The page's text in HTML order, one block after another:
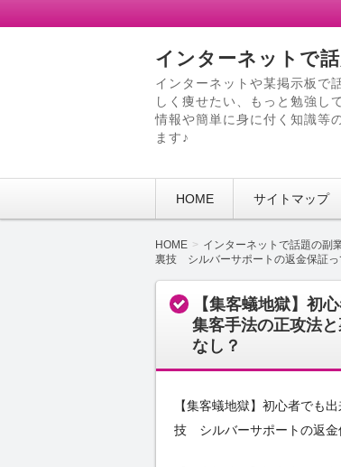
インターネットで
インターネットや某掲示板で
しく痩せたい、もっと勉強し
情報や簡単に身に付く知識等
ます♪
HOME サイトマップ
HOME インターネットで話題の副
裏技 シルバーサポートの返金保証っ
【集客蟻地獄】初
集客手法の正攻法
なし？
【集客蟻地獄】初心者でも
技 シルバーサポートの返金